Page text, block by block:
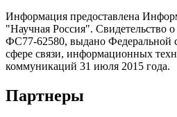
Информация предоставлена
"Научная Россия".
ФС77-62580, выдано Федеральной
сфере связи, информационных
коммуникаций 31 июля 2015 года.
Партнеры